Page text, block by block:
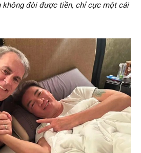
không đòi được tiền, chỉ cực một cái